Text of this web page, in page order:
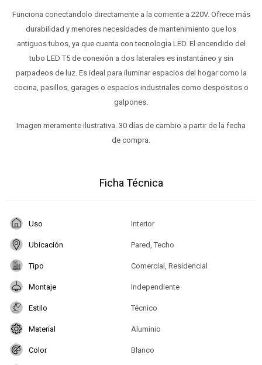
Funciona conectandolo directamente a la corriente a 220V. Ofrece más
durabilidad y menores necesidades de mantenimiento que los
antiguos tubos, ya que cuenta con tecnologia LED. El encendido del
tubo LED T5 de conexión a dos laterales es instantáneo y sin
parpadeos de luz. Es ideal para iluminar espacios del hogar como la
cocina, pasillos, garages o espacios industriales como despositos o
galpones.
Imagen meramente ilustrativa. 30 días de cambio a partir de la fecha
de compra.
Ficha Técnica
Uso Interior
Ubicación Pared, Techo
Tipo Comercial, Residencial
Montaje Independiente
Estilo Técnico
Material Aluminio
Color Blanco